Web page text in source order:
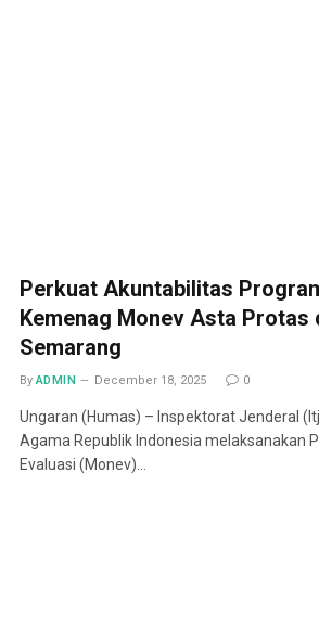
Perkuat Akuntabilitas
Kemenag Monev Asta Protas
Semarang
By ADMIN December 18, 2025 0
Ungaran (Humas) – Inspektorat Jenderal
Agama Republik Indonesia melaksanakan
Evaluasi (Monev)…